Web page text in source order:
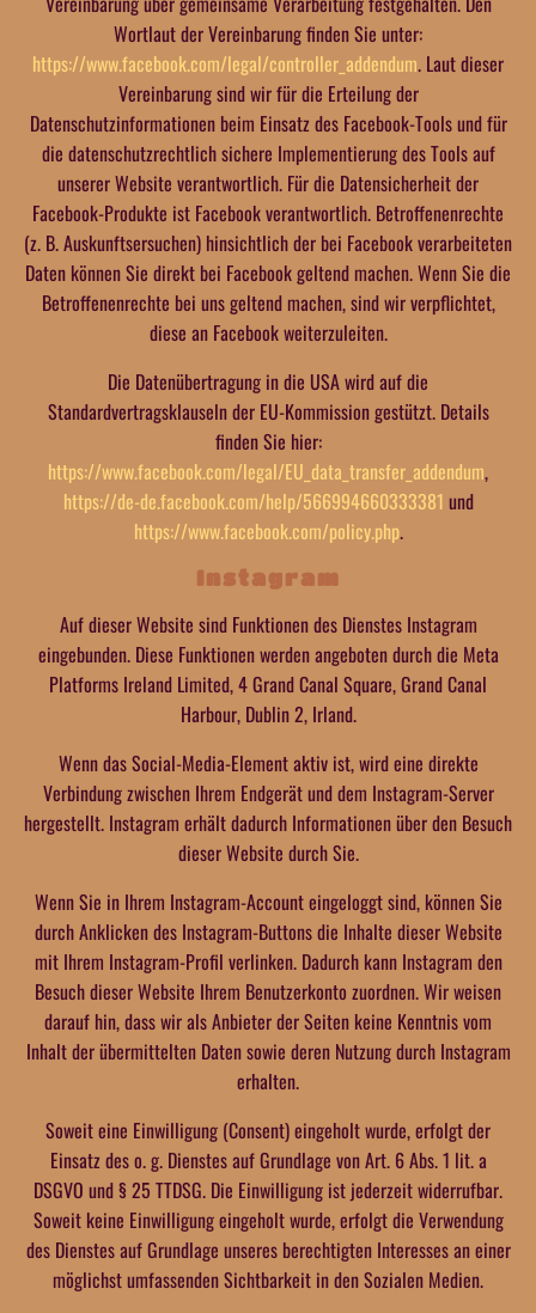
Wortlaut der Vereinbarung finden Sie unter:
https://www.facebook.com/legal/controller_addendum. Laut dieser
Vereinbarung sind wir für die Erteilung der
Datenschutzinformationen beim Einsatz des Facebook-Tools und für
die datenschutzrechtlich sichere Implementierung des Tools auf
unserer Website verantwortlich. Für die Datensicherheit der
Facebook-Produkte ist Facebook verantwortlich. Betroffenenrechte
(z. B. Auskunftsersuchen) hinsichtlich der bei Facebook verarbeiteten
Daten können Sie direkt bei Facebook geltend machen. Wenn Sie die
Betroffenenrechte bei uns geltend machen, sind wir verpflichtet,
diese an Facebook weiterzuleiten.
Die Datenübertragung in die USA wird auf die
Standardvertragsklauseln der EU-Kommission gestützt. Details
finden Sie hier:
https://www.facebook.com/legal/EU_data_transfer_addendum,
https://de-de.facebook.com/help/566994660333381 und
https://www.facebook.com/policy.php.
Instagram
Auf dieser Website sind Funktionen des Dienstes Instagram
eingebunden. Diese Funktionen werden angeboten durch die Meta
Platforms Ireland Limited, 4 Grand Canal Square, Grand Canal
Harbour, Dublin 2, Irland.
Wenn das Social-Media-Element aktiv ist, wird eine direkte
Verbindung zwischen Ihrem Endgerät und dem Instagram-Server
hergestellt. Instagram erhält dadurch Informationen über den Besuch
dieser Website durch Sie.
Wenn Sie in Ihrem Instagram-Account eingeloggt sind, können Sie
durch Anklicken des Instagram-Buttons die Inhalte dieser Website
mit Ihrem Instagram-Profil verlinken. Dadurch kann Instagram den
Besuch dieser Website Ihrem Benutzerkonto zuordnen. Wir weisen
darauf hin, dass wir als Anbieter der Seiten keine Kenntnis vom
Inhalt der übermittelten Daten sowie deren Nutzung durch Instagram
erhalten.
Soweit eine Einwilligung (Consent) eingeholt wurde, erfolgt der
Einsatz des o. g. Dienstes auf Grundlage von Art. 6 Abs. 1 lit. a
DSGVO und § 25 TTDSG. Die Einwilligung ist jederzeit widerrufbar.
Soweit keine Einwilligung eingeholt wurde, erfolgt die Verwendung
des Dienstes auf Grundlage unseres berechtigten Interesses an einer
möglichst umfassenden Sichtbarkeit in den Sozialen Medien.